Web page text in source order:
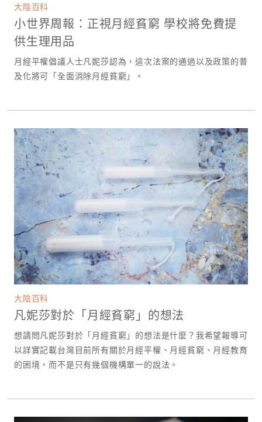
大陰百科
小世界周報：正視月經貧窮 學校將免費提
供生理用品
月經平權倡議人士凡妮莎認為，這次法案的通過以及政策的普
及化將可「全面消除月經貧窮」。
大陰百科
凡妮莎對於「月經貧窮」的想法
想請問凡妮莎對於「月經貧窮」的想法是什麼？我希望報導可
以詳實記載台灣目前所有關於月經平權、月經貧窮、月經教育
的困境，而不是只有幾個機構單一的說法。​